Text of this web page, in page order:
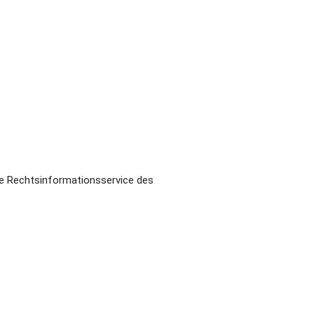
Rechtsinformationsservice des